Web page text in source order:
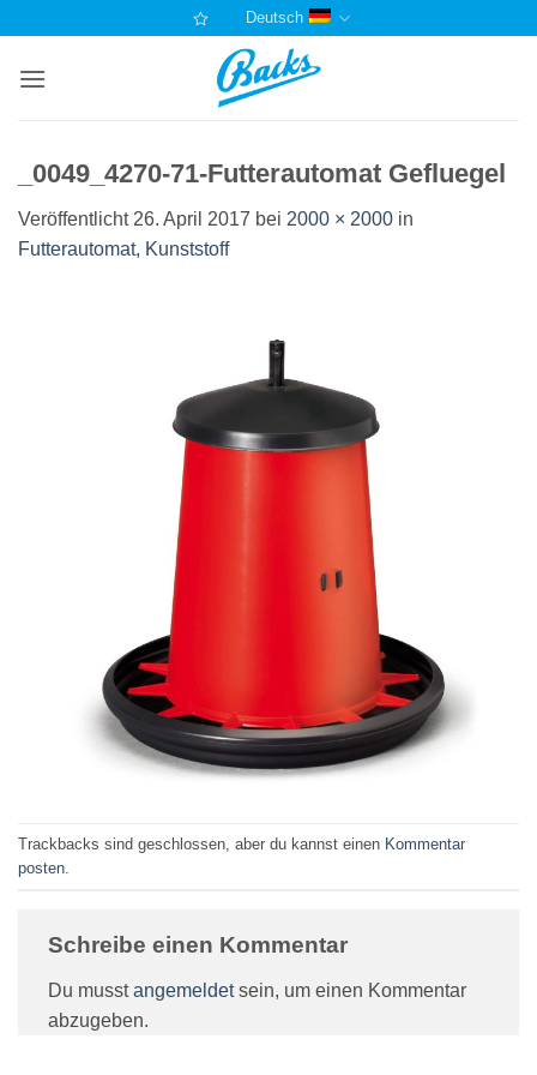
springen
Deutsch
_0049_4270-71-Futterautomat Gefluegel
Veröffentlicht 26. April 2017 bei 2000 × 2000 in
Futterautomat, Kunststoff
Trackbacks sind geschlossen, aber du kannst einen Kommentar
posten
Schreibe einen Kommentar
Du musstangemeldetsein, um einen Kommentar
abzugeben.